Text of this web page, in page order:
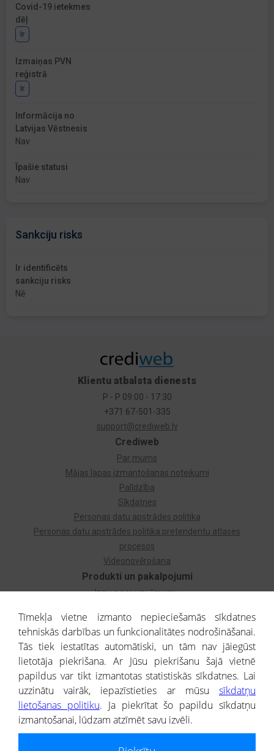
Covid-19 ietekmes
dēļ
Ir
Izmaiņas PVN
reģistrā
Ir
Informācija no
Latvijas Vēstnesis
Nav
Īpašie statusi
Nav
Sankciju risks
Ir identificēts
sankciju risks
Nē
Produkti un pakalpojumi
Izziņa par uzņēmumu
Dzimtas koks
Uzņēmumu atlase
Monitorings
Kredītizziņa par ārvalstu uzņēmumiem
Crediweb
Par mums
Mājas lapas izmantošanas noteikumi
Palīdzība
Sīkdatnes
Personas datu apstrādes politika
Personas datu apstrādes politika pretendentu atlases
procesos
Videonovērošana
Klientu atbalsta dienests
P - P 09:00 - 17:30
+371 67-501-335
support@crediweb.lv
® CREDITREFORM Latvija
SIA
Tīmekļa vietne izmanto nepieciešamās sīkdatnes
tehniskās darbības un funkcionalitātes nodrošināšanai.
Tās tiek iestatītas automātiski, un tām nav jāiegūst
lietotāja piekrišana. Ar Jūsu piekrišanu šajā vietnē
papildus var tikt izmantotas statistiskās sīkdatnes. Lai
uzzinātu vairāk, iepazīstieties ar mūsu sīkdatņu
lietošanas politiku. Ja piekrītat šo papildu sīkdatņu
izmantošanai, lūdzam atzīmēt savu izvēli.